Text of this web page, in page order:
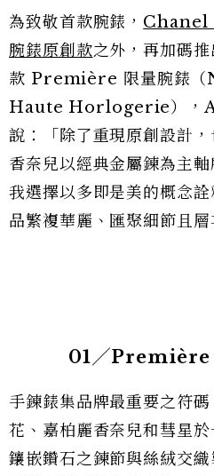
為致敬首款腕錶， Chanel
腕錶原創款之外，再加碼
款 Première 限量腕錶
Haute Horlogerie），
說：「除了重現原創設計
香奈兒以經典金屬鍊為主
我選擇以多即是美的概念
品繁複華麗、匯聚細節且層
01╱Première
手鍊錶集品牌最重要之符
花、嘉柏麗香奈兒和彗星
鑲嵌鑽石之鍊節與絲絨交